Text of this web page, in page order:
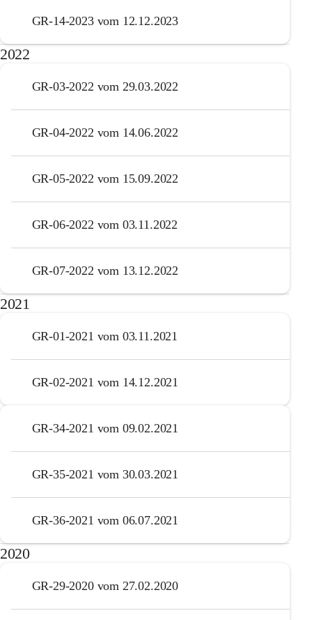
GR-14-2023 vom 12.12.2023
2022
GR-03-2022 vom 29.03.2022
GR-04-2022 vom 14.06.2022
GR-05-2022 vom 15.09.2022
GR-06-2022 vom 03.11.2022
GR-07-2022 vom 13.12.2022
2021
GR-01-2021 vom 03.11.2021
GR-02-2021 vom 14.12.2021
GR-34-2021 vom 09.02.2021
GR-35-2021 vom 30.03.2021
GR-36-2021 vom 06.07.2021
2020
GR-29-2020 vom 27.02.2020